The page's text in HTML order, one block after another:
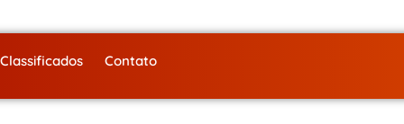
Classificados Contato